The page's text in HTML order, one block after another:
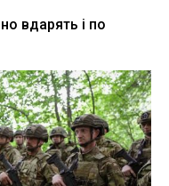
вдарять і по